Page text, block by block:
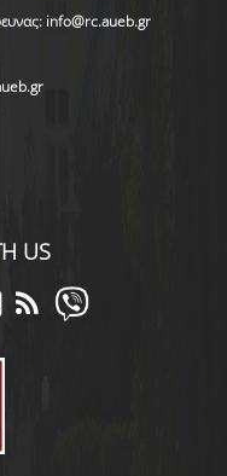
info@rc.aueb.gr
US